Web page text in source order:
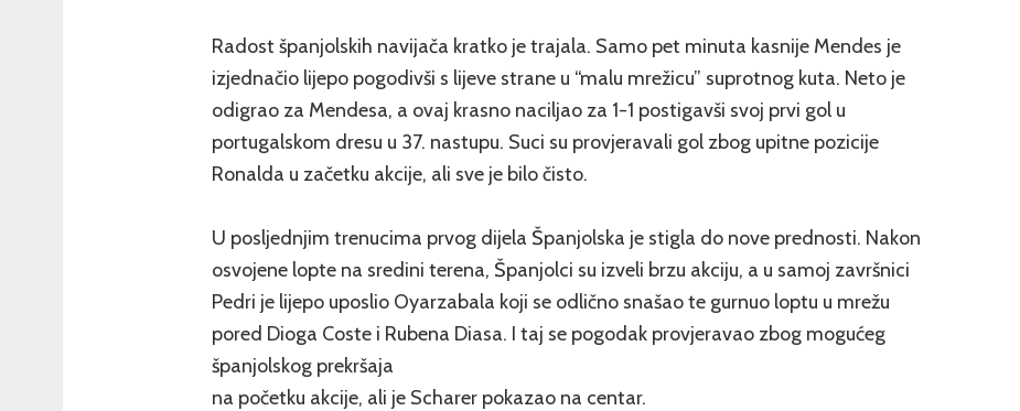
Radost španjolskih navijača kratko je trajala. Samo pet minuta kasnije Mendes je
izjednačio lijepo pogodivši s lijeve strane u “malu mrežicu” suprotnog kuta. Neto je
odigrao za Mendesa, a ovaj krasno naciljao za 1-1 postigavši svoj prvi gol u
portugalskom dresu u 37. nastupu. Suci su provjeravali gol zbog upitne pozicije
Ronalda u začetku akcije, ali sve je bilo čisto.
U posljednjim trenucima prvog dijela Španjolska je stigla do nove prednosti. Nakon
osvojene lopte na sredini terena, Španjolci su izveli brzu akciju, a u samoj završnici
Pedri je lijepo uposlio Oyarzabala koji se odlično snašao te gurnuo loptu u mrežu
pored Dioga Coste i Rubena Diasa. I taj se pogodak provjeravao zbog mogućeg
španjolskog prekršaja
na početku akcije, ali je Scharer pokazao na centar.